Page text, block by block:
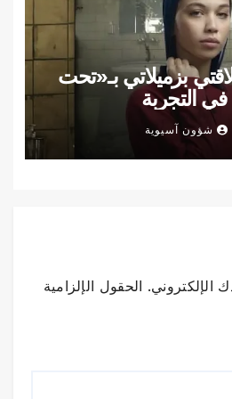
بزميلاتي بـ«تحت
التجربة
شؤون آسيوية
الإلكتروني. الحقول الإلزامية